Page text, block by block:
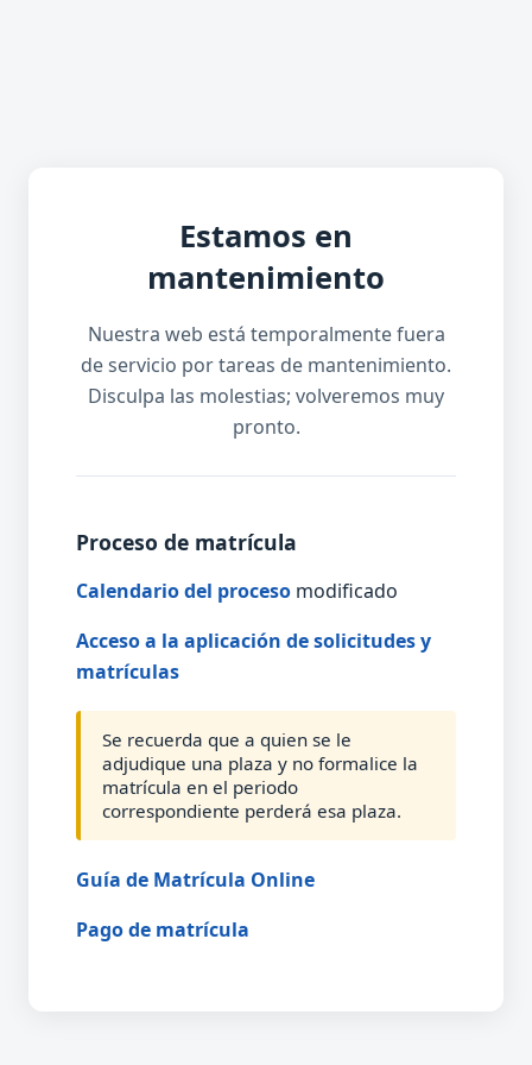
Estamos en
mantenimiento
Nuestra web está temporalmente fuera
de servicio por tareas de mantenimiento.
Disculpa las molestias; volveremos muy
pronto.
Proceso de matrícula
Calendario del proceso modificado
Acceso a la aplicación de solicitudes y
matrículas
Se recuerda que a quien se le
adjudique una plaza y no formalice la
matrícula en el periodo
correspondiente perderá esa plaza.
Guía de Matrícula Online
Pago de matrícula